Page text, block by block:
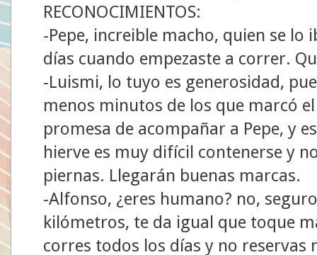
RECONOCIMIENTOS:
-Pepe, increible macho, quien se lo
días cuando empezaste a correr.
-Luismi, lo tuyo es generosidad,
menos minutos de los que marcó
promesa de acompañar a Pepe, y
hierve es muy difícil contenerse y
piernas. Llegarán buenas marcas.
-Alfonso, ¿eres humano? no,
kilómetros, te da igual que toque
corres todos los días y no reservas